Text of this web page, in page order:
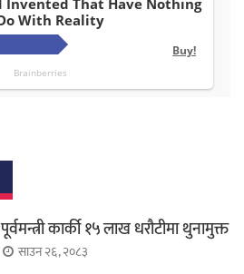
पूर्वमन्त्री कार्की १५ लाख धरौटीमा थुनामुक्त
साउन २६, २०८३